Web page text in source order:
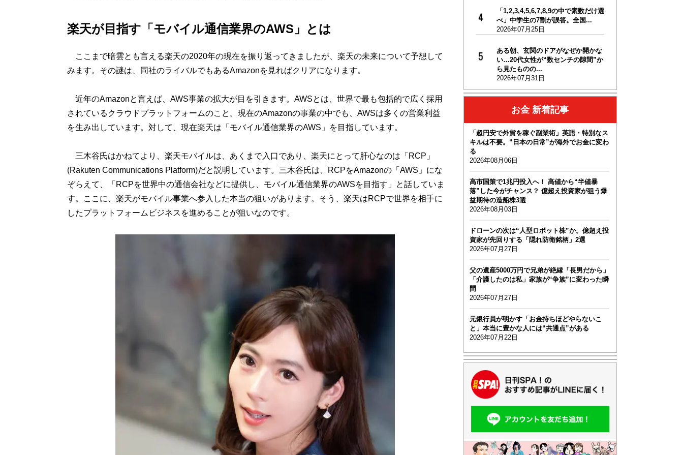
楽天が目指す「モバイル通信業界のAWS」とは
ここまで暗雲とも言える楽天の2020年の現在を振り返ってきましたが、楽天の未来について予想して
みます。その謎は、同社のライバルでもあるAmazonを見ればクリアになります。
近年のAmazonと言えば、AWS事業の拡大が目を引きます。AWSとは、世界で最も包括的で広く採用
されているクラウドプラットフォームのこと。現在のAmazonの事業の中でも、AWSは多くの営業利益
を生み出しています。対して、現在楽天は「モバイル通信業界のAWS」を目指しています。
三木谷氏はかねてより、楽天モバイルは、あくまで入口であり、楽天にとって肝心なのは「RCP」
(Rakuten Communications Platform)だと説明しています。三木谷氏は、RCPをAmazonの「AWS」にな
ぞらえて、「RCPを世界中の通信会社などに提供し、モバイル通信業界のAWSを目指す」と話していま
す。ここに、楽天がモバイル事業へ参入した本当の狙いがあります。そう、楽天はRCPで世界を相手に
したプラットフォームビジネスを進めることが狙いなのです。
「1,2,3,4,5,6,7,8,9の中で素数だけ選
べ」中学生の7割が誤答。全国...
2026年07月25日
ある朝、玄関のドアがなぜか開かな
い…20代女性が“数センチの隙間”か
ら見たものの...
2026年07月31日
お金 新着記事
「超円安で外貨を稼ぐ副業術」英語・特別なス
キルは不要。“日本の日常”が海外でお金に変わ
る
2026年08月06日
高市国策で1兆円投入へ！ 高値から“半値暴
落”した今がチャンス？ 億超え投資家が狙う爆
益期待の造船株3選
2026年08月03日
ドローンの次は“人型ロボット株”か。億超え投
資家が先回りする「隠れ防衛銘柄」2選
2026年07月27日
父の遺産5000万円で兄弟が絶縁「長男だから」
「介護したのは私」家族が“争族”に変わった瞬
間
2026年07月27日
元銀行員が明かす「お金持ちほどやらないこ
と」本当に豊かな人には“共通点”がある
2026年07月22日